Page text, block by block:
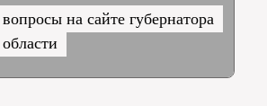
на сайте губернатора